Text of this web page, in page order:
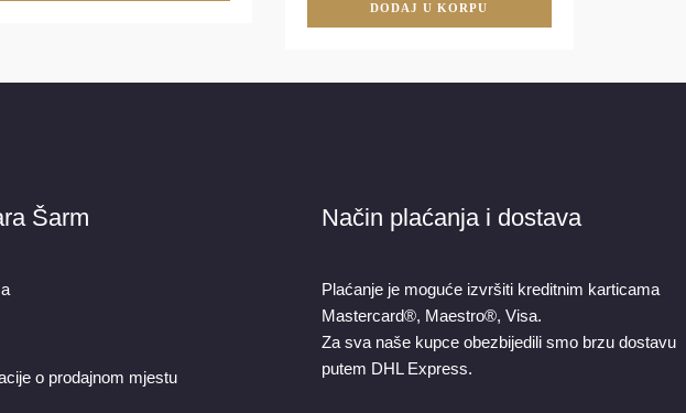
DODAJ U KORPU
Šarm
o prodajnom mjestu
Način plaćanja i dostava
Plaćanje je moguće izvršiti kreditnim karticama
Mastercard®, Maestro®, Visa.
Za sva naše kupce obezbijedili smo brzu dostavu
putem DHL Express.